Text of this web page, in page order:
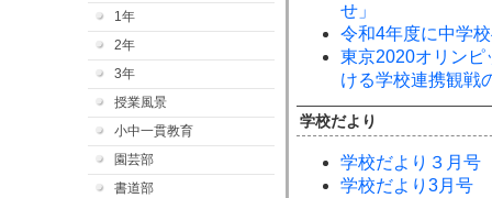
1年
2年
3年
授業風景
小中一貫教育
園芸部
書道部
せ」
令和4年度に中学
東京2020オリンピ
ける学校連携観戦
学校だより
学校だより３月号
学校だより3月号